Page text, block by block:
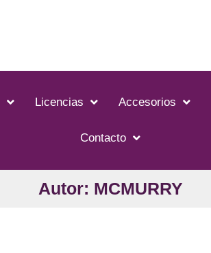
Licencias Accesorios
Contacto
Autor: MCMURRY